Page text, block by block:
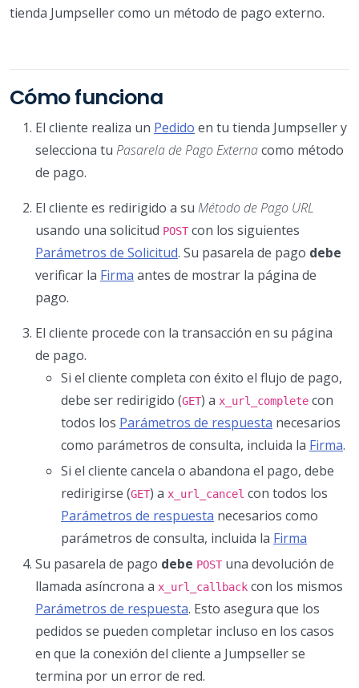
tienda Jumpseller como un método de pago externo.
Cómo funciona
El cliente realiza un Pedido en tu tienda Jumpseller y
selecciona tu Pasarela de Pago Externacomo método
de pago.
El cliente es redirigido a su Método de Pago URL
usando una solicitud POST con los siguientes
Parámetros de Solicitud. Su pasarela de pago debe
verificar la Firma antes de mostrar la página de
pago.
El cliente procede con la transacción en su página
de pago.
Si el cliente completa con éxito el flujo de pago,
debe ser redirigido (GET) a x_url_complete con
todos los Parámetros de respuesta necesarios
como parámetros de consulta, incluida la Firma.
Si el cliente cancela o abandona el pago, debe
redirigirse (GET) a x_url_cancel con todos los
Parámetros de respuesta necesarios como
parámetros de consulta, incluida la Firma
Su pasarela de pago debe POST una devolución de
llamada asíncrona a x_url_callback con los mismos
Parámetros de respuesta. Esto asegura que los
pedidos se pueden completar incluso en los casos
en que la conexión del cliente a Jumpseller se
termina por un error de red.